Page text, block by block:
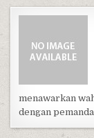
menawarkan
dengan